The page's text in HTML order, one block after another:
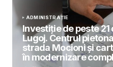
ADMINISTRAȚIE
Investiție de peste 21
Lugoj. Centrul
strada Mocioni și
în modernizare